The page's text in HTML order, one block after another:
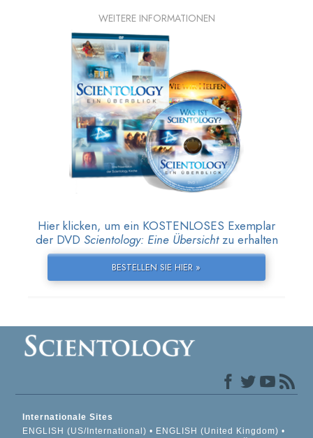
WEITERE INFORMATIONEN
Hier klicken, um ein KOSTENLOSES Exemplar
der DVD Scientology: Eine Übersichtzu erhalten
BESTELLEN SIE HIER »
Internationale Sites
ENGLISH (US/International)
ENGLISH (United Kingdom)